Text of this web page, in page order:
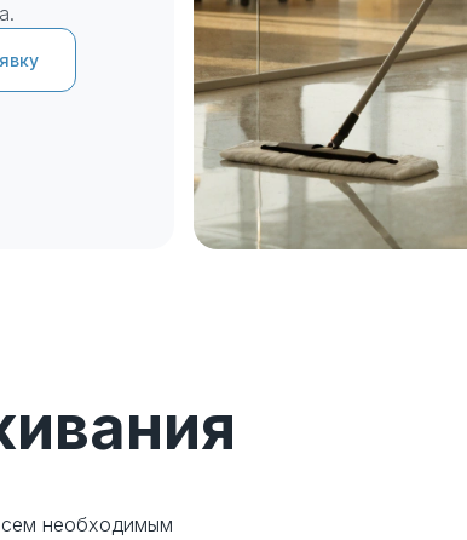
необходимым
необходимым